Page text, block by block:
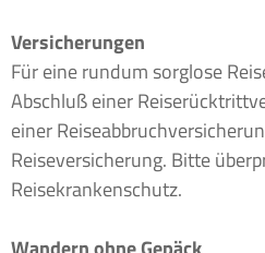
Versicherungen
Für eine rundum sorglose
Abschluß einer
einer
Reiseversicherung. Bitte
Reisekrankenschutz.